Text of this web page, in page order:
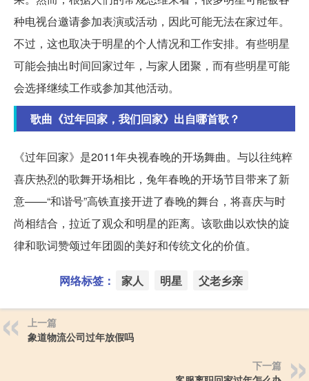
种电视台邀请参加表演或活动，因此可能无法在家过年。
不过，这也取决于明星的个人情况和工作安排。有些明星
可能会抽出时间回家过年，与家人团聚，而有些明星可能
会选择继续工作或参加其他活动。
歌曲《过年回家，我们回家》出自哪首歌？
《过年回家》是2011年央视春晚的开场舞曲。与以往纯粹
喜庆热烈的歌舞开场相比，兔年春晚的开场节目带来了新
意——“和谐号”高铁直接开进了春晚的舞台，将喜庆与时
尚相结合，拉近了观众和明星的距离。该歌曲以欢快的旋
律和歌词赞颂过年团圆的美好和传统文化的价值。
网络标签： 家人 明星 父老乡亲
上一篇
象道物流公司过年放假吗
下一篇